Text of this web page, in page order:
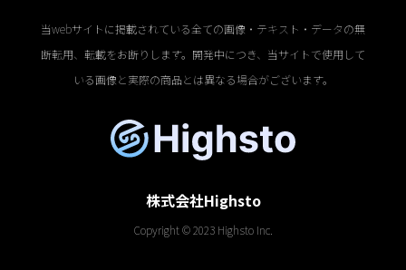
当webサイトに掲載されている全ての画像・テキスト・データの無
断転用、転載をお断りします。開発中につき、当サイトで使用して
いる画像と実際の商品とは異なる場合がございます。
株式会社Highsto
Copyright © 2023 Highsto Inc.